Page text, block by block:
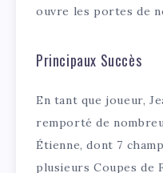
ouvre les portes de
Principaux Succès
En tant que joueur,
remporté de
Étienne, dont 7
plusieurs Coupes de